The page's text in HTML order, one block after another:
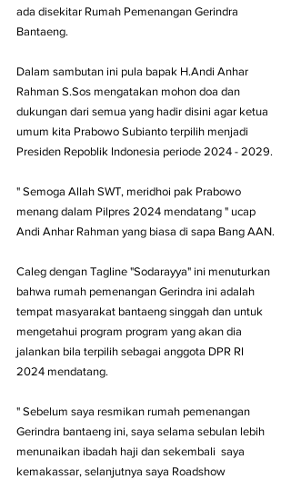
ada disekitar Rumah Pemenangan Gerindra
Bantaeng.
Dalam sambutan ini pula bapak H.Andi Anhar
Rahman S.Sos mengatakan mohon doa dan
dukungan dari semua yang hadir disini agar ketua
umum kita Prabowo Subianto terpilih menjadi
Presiden Repoblik Indonesia periode 2024 - 2029.
" Semoga Allah SWT, meridhoi pak Prabowo
menang dalam Pilpres 2024 mendatang " ucap
Andi Anhar Rahman yang biasa di sapa Bang AAN.
Caleg dengan Tagline "Sodarayya" ini menuturkan
bahwa rumah pemenangan Gerindra ini adalah
tempat masyarakat bantaeng singgah dan untuk
mengetahui program program yang akan dia
jalankan bila terpilih sebagai anggota DPR RI
2024 mendatang.
" Sebelum saya resmikan rumah pemenangan
Gerindra bantaeng ini, saya selama sebulan lebih
menunaikan ibadah haji dan sekembali  saya
kemakassar, selanjutnya saya Roadshow